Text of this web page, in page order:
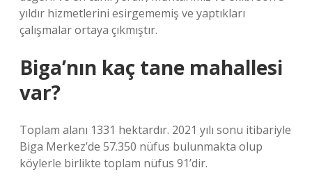
yıldır hizmetlerini esirgememiş ve yaptıkları
çalışmalar ortaya çıkmıştır.
Biga’nın kaç tane mahallesi
var?
Toplam alanı 1331 hektardır. 2021 yılı sonu itibariyle
Biga Merkez’de 57.350 nüfus bulunmakta olup
köylerle birlikte toplam nüfus 91’dir.